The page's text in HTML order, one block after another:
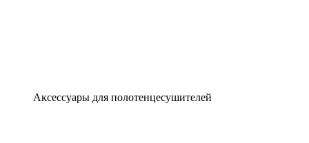
Аксессуары для полотенцесушителей